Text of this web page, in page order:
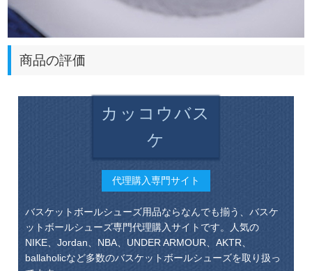
商品の評価
カッコウバス
ケ
代理購入専門サイト
バスケットボールシューズ用品ならなんでも揃う、バスケ
ットボールシューズ専門代理購入サイトです。人気の
NIKE、Jordan、NBA、UNDER ARMOUR、AKTR、
ballaholicなど多数のバスケットボールシューズを取り扱っ